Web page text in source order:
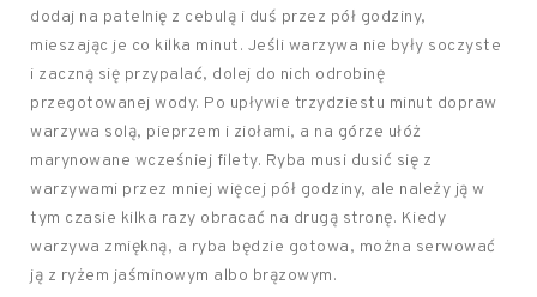
dodaj na patelnię z cebulą i duś przez pół godziny,
mieszając je co kilka minut. Jeśli warzywa nie były soczyste
i zaczną się przypalać, dolej do nich odrobinę
przegotowanej wody. Po upływie trzydziestu minut dopraw
warzywa solą, pieprzem i ziołami, a na górze ułóż
marynowane wcześniej filety. Ryba musi dusić się z
warzywami przez mniej więcej pół godziny, ale należy ją w
tym czasie kilka razy obracać na drugą stronę. Kiedy
warzywa zmiękną, a ryba będzie gotowa, można serwować
ją z ryżem jaśminowym albo brązowym.